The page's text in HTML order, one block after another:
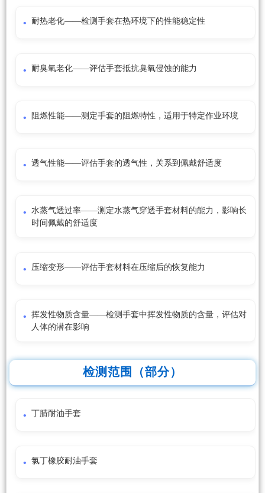
耐热老化——检测手套在热环境下的性能稳定性
耐臭氧老化——评估手套抵抗臭氧侵蚀的能力
阻燃性能——测定手套的阻燃特性，适用于特定作业环境
透气性能——评估手套的透气性，关系到佩戴舒适度
水蒸气透过率——测定水蒸气穿透手套材料的能力，影响长
时间佩戴的舒适度
压缩变形——评估手套材料在压缩后的恢复能力
挥发性物质含量——检测手套中挥发性物质的含量，评估对
人体的潜在影响
检测范围（部分）
丁腈耐油手套
氯丁橡胶耐油手套